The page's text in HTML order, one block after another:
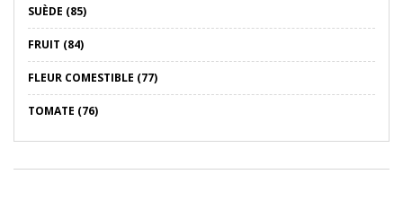
SUÈDE (85)
FRUIT (84)
FLEUR COMESTIBLE (77)
TOMATE (76)